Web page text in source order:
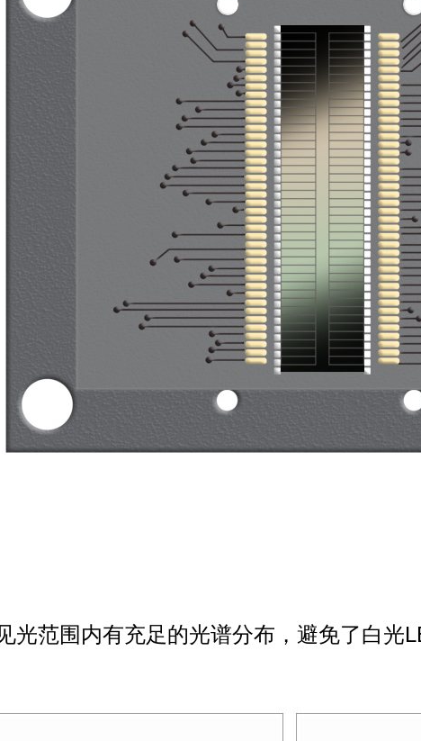
光范围内有充足的光谱分布，避免了白光